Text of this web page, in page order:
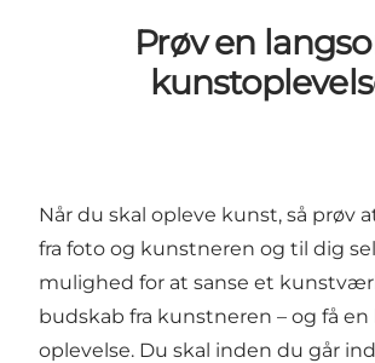
Prøv en
Når du skal opleve kunst, så prøv
fra foto og kunstneren og til dig
mulighed for at sanse et
budskab fra kunstneren – og få
oplevelse. Du skal inden du går